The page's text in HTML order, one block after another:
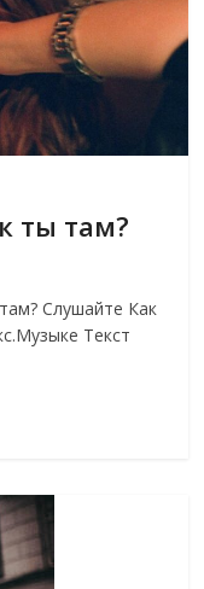
ты там?
Слушайте Как
Текст